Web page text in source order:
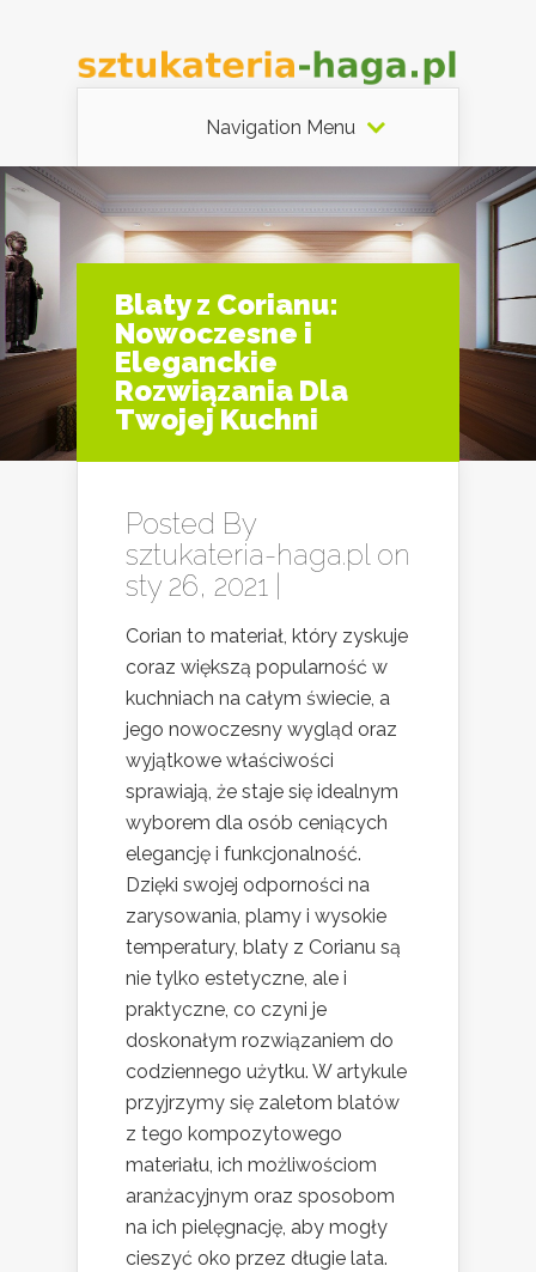
Navigation Menu
Blaty z Corianu:
Nowoczesne i
Eleganckie
Rozwiązania Dla
Twojej Kuchni
Posted By
sztukateria-haga.plon
sty 26, 2021 |
Corian to materiał, który zyskuje
coraz większą popularność w
kuchniach na całym świecie, a
jego nowoczesny wygląd oraz
wyjątkowe właściwości
sprawiają, że staje się idealnym
wyborem dla osób ceniących
elegancję i funkcjonalność.
Dzięki swojej odporności na
zarysowania, plamy i wysokie
temperatury, blaty z Corianu są
nie tylko estetyczne, ale i
praktyczne, co czyni je
doskonałym rozwiązaniem do
codziennego użytku. W artykule
przyjrzymy się zaletom blatów
z tego kompozytowego
materiału, ich możliwościom
aranżacyjnym oraz sposobom
na ich pielęgnację, aby mogły
cieszyć oko przez długie lata.